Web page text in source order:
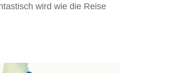
wird wie die Reise